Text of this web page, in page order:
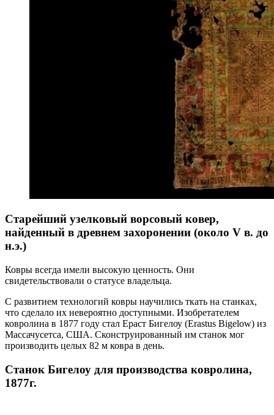
Старейший узелковый ворсовый ковер,
найденный в древнем захоронении (около V в. до
н.э.)
Ковры всегда имели высокую ценность. Они
свидетельствовали о статусе владельца.
С развитием технологий ковры научились ткать на станках,
что сделало их невероятно доступными. Изобретателем
ковролина в 1877 году стал Ераст Бигелоу (Erastus Bigelow) из
Массачусетса, США. Сконструированный им станок мог
производить целых 82 м ковра в день.
Станок Бигелоу для производства ковролина,
1877г.